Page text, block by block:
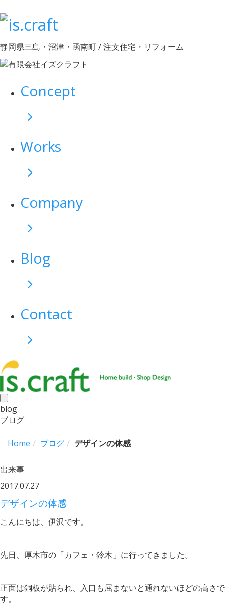
静岡県三島・沼津・函南町 / 注文住宅・リフォーム
Concept
Works
Company
Blog
Contact
toggle
navigation
blog
ブログ
Home ブログ デザインの体感
出来事
2017.07.27
デザインの体感
こんにちは、伊沢です。
先日、厚木市の「カフェ・鈴木」に行ってきました。
正面は銅板が貼られ、入口も屈まないと通れないほどの高さで
す。